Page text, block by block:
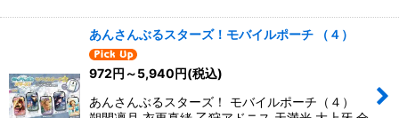
あんさんぶるスターズ！モバイルポーチ （４）
972円 ～5,940円(税込)
あんさんぶるスターズ！ モバイルポーチ（４）